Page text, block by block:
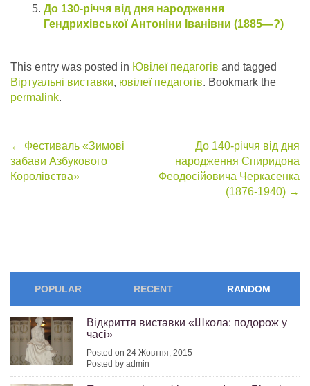
До 130-річчя від дня народження
Гендрихівської Антоніни Іванівни (1885—?)
This entry was posted in Ювілеї педагогів and tagged
Віртуальні виставки, ювілеї педагогів. Bookmark the
permalink.
Post
navigation
← Фестиваль «Зимові
забави Азбукового
Королівства»
До 140-річчя від дня
народження Спиридона
Феодосійовича Черкасенка
(1876-1940) →
POPULAR RECENT RANDOM
Відкриття виставки «Школа: подорож у
часі»
Posted on 24 Жовтня, 2015
Posted by admin